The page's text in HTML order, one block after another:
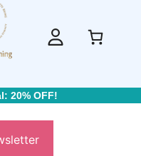
20% OFF!